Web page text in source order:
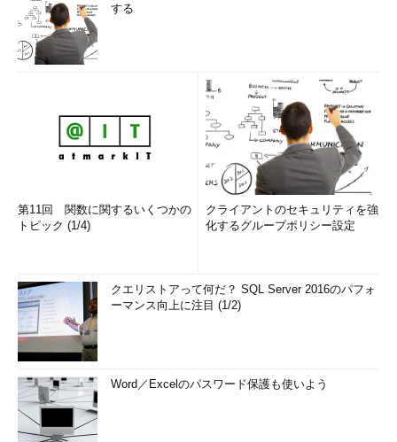
する
第11回 関数に関するいくつかの
トピック (1/4)
クライアントのセキュリティを強
化するグループポリシー設定
クエリストアって何だ？ SQL Server 2016のパフォ
ーマンス向上に注目 (1/2)
Word／Excelのパスワード保護も使いよう